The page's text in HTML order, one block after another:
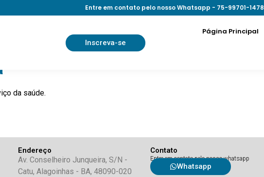
Entre em contato pelo nosso Whatsapp - 75-99701-1478
Página Principal Institucional
Inscreva-se
Página Principal
da saúde.
Endereço
Av. Conselheiro Junqueira, S/N -
Catu, Alagoinhas - BA, 48090-020
Contato
Entre em contato pelo nosso whatsapp
Whatsapp